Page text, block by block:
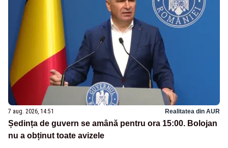
7 aug. 2026, 14:51 Realitatea din AUR
Ședința de guvern se amână pentru ora 15:00. Bolojan
nu a obținut toate avizele